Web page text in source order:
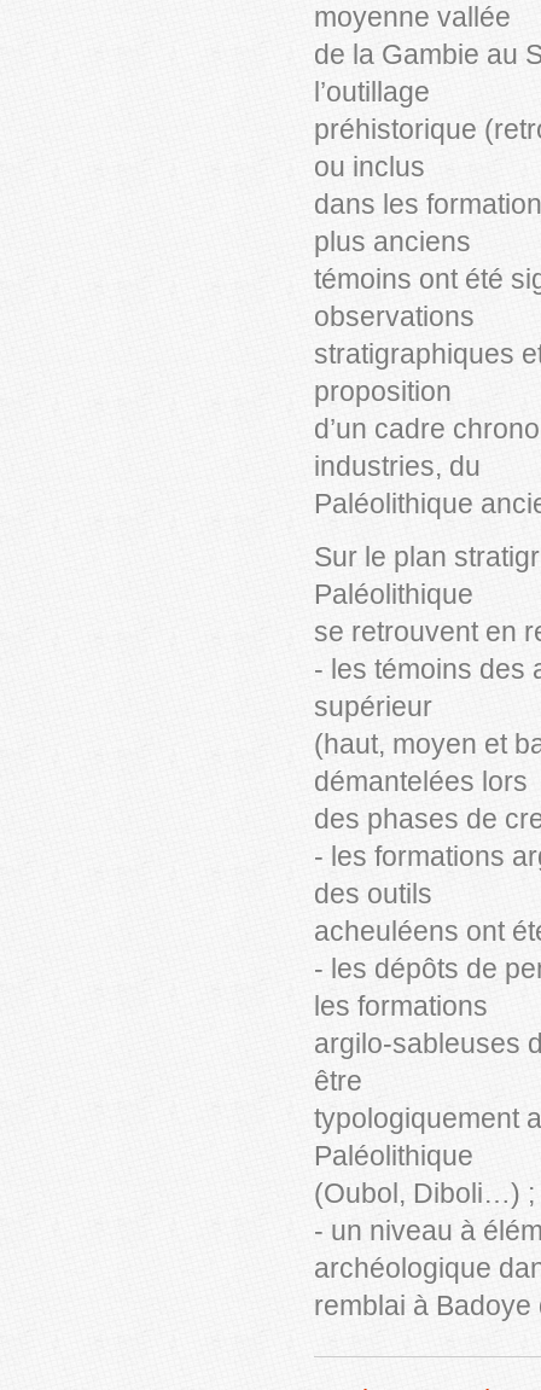
moyenne vallée
de la Gambie au
l’outillage
préhistorique
ou inclus
dans les
plus anciens
témoins ont été
observations
stratigraphiques
proposition
d’un cadre
industries, du
Paléolithique
Sur le plan
Paléolithique
se retrouvent en
- les témoins des
supérieur
(haut, moyen et
démantelées lors
des phases de
- les formations
des outils
acheuléens ont
- les dépôts de
les formations
argilo-sableuses
être
typologiquement
Paléolithique
(Oubol, Diboli…) ;
- un niveau à
archéologique
remblai à